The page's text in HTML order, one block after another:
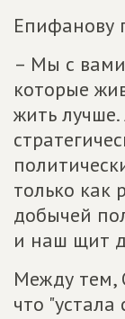
Епифанову
– Мы с
которые
жить лучше.
только как
добычей
и наш щит
Между тем,
что "устала